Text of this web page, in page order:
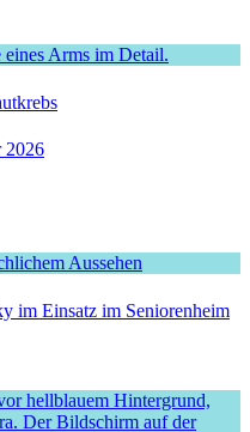
2026
im Einsatz im Seniorenheim